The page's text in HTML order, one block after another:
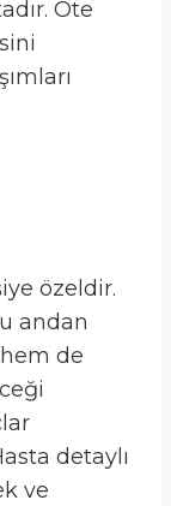
Öte
özeldir.
andan
de
detaylı
ve